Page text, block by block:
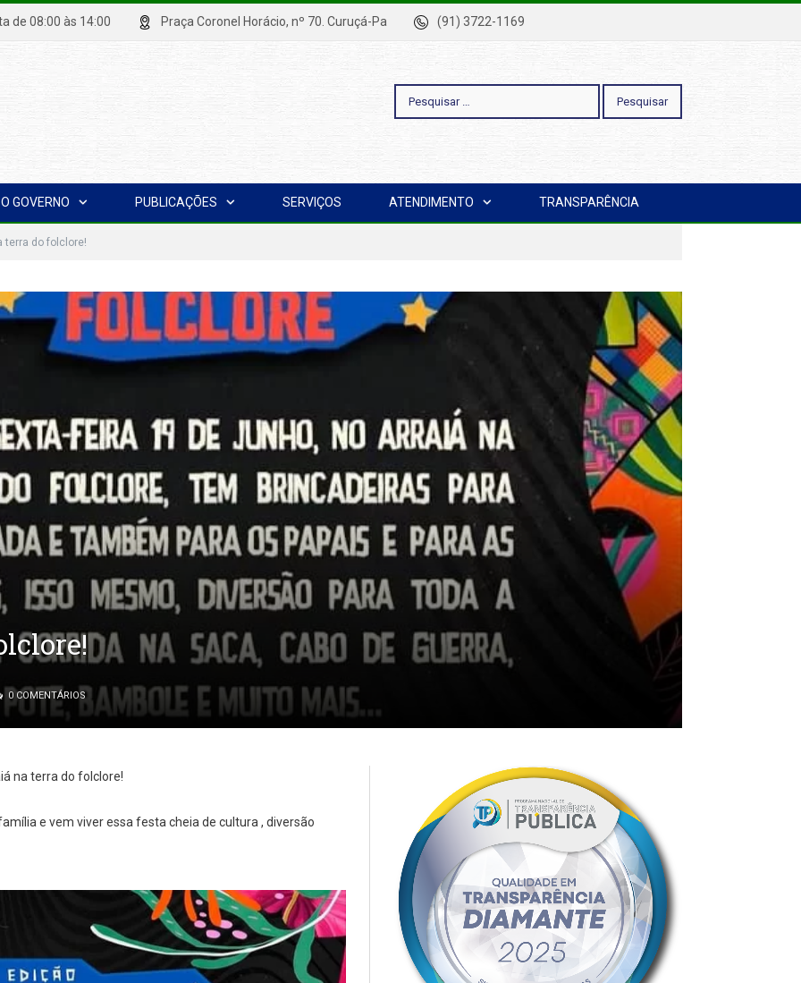
de 08:00 às 14:00 Praça Coronel Horácio, nº 70. Curuçá-Pa (91) 3722-1169
Pesquisar
por:
O GOVERNO PUBLICAÇÕES SERVIÇOS ATENDIMENTO TRANSPARÊNCIA
terra do folclore!
0 COMENTÁRIOS
na terra do folclore!
e vem viver essa festa cheia de cultura , diversão